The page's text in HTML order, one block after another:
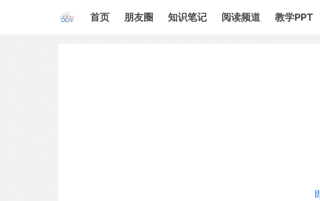
首页 朋友圈 知识笔记 阅读频道 教学PPT